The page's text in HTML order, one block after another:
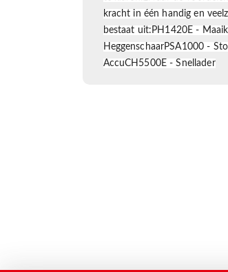
kracht in één handig en
bestaat uit: PH1420E -
HeggenschaarPSA1000 -
AccuCH5500E - Snellader